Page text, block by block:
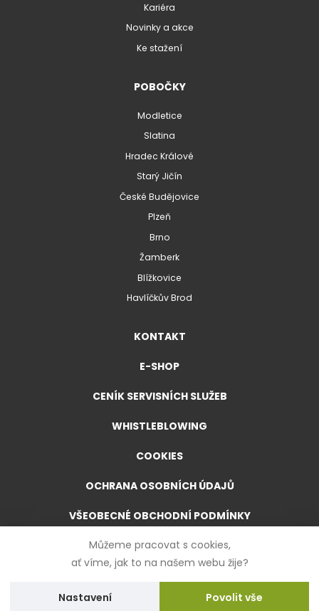
Můžeme pracovat s cookies,
ať víme, jak to na našem webu žije?
Nastavení
Kariéra
Novinky a akce
Ke stažení
POBOČKY
Modletice
Slatina
Hradec Králové
Starý Jičín
České Budějovice
Plzeň
Brno
Žamberk
Blížkovice
Havlíčkův Brod
KONTAKT
E-SHOP
CENÍK SERVISNÍCH SLUŽEB
WHISTLEBLOWING
COOKIES
OCHRANA OSOBNÍCH ÚDAJŮ
VŠEOBECNÉ OBCHODNÍ PODMÍNKY
VŠEOBECNÉ OBCHODNÍ PODMÍNKY PRO E-SHOP